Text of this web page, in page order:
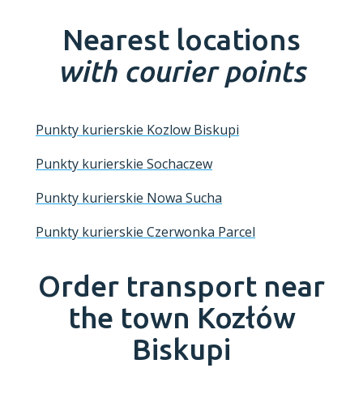
Nearest locations
with courier points
Punkty kurierskie Kozlow Biskupi
Punkty kurierskie Sochaczew
Punkty kurierskie Nowa Sucha
Punkty kurierskie Czerwonka Parcel
Order transport near
the town Kozłów
Biskupi